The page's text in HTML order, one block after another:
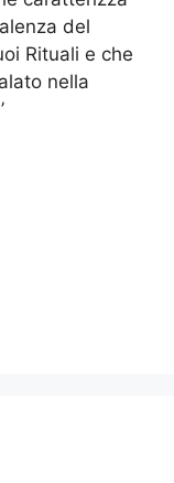
del
Rituali e che
nella